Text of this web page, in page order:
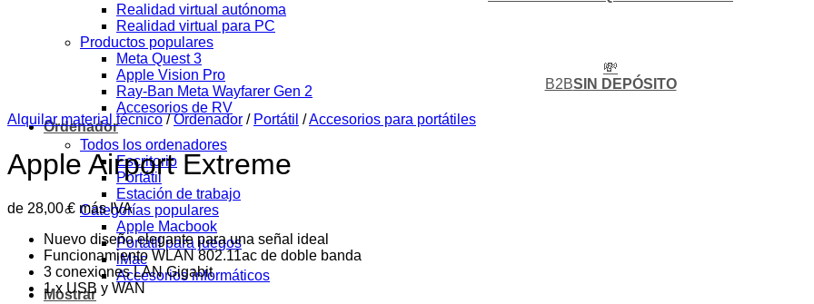
Realidad virtual autónoma
Realidad virtual para PC
Productos populares
Meta Quest 3
Apple Vision Pro
Ray-Ban Meta Wayfarer Gen 2
Accesorios de RV
Ordenador
Todos los ordenadores
Escritorio
Portátil
Estación de trabajo
Categorías populares
Apple Macbook
Portátil para juegos
iMac
Accesorios informáticos
Mostrar
💸
B2BSIN DEPÓSITO
Alquilar material técnico / Ordenador / Portátil /Accesorios para portátiles
Apple Airport Extreme
de 28,00€ más IVA
Nuevo diseño elegante para una señal ideal
Funcionamiento WLAN 802.11ac de doble banda
3 conexiones LAN Gigabit
1 x USB y WAN